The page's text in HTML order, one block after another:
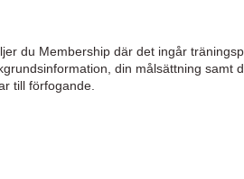
du Membership där det ingår
din målsättning samt
till förfogande.